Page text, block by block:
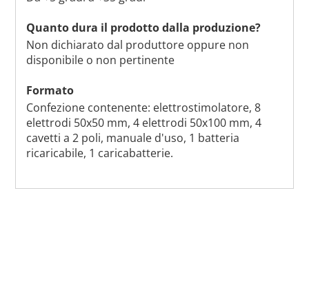
Quanto dura il prodotto dalla produzione?
Non dichiarato dal produttore oppure non
disponibile o non pertinente
Formato
Confezione contenente: elettrostimolatore, 8
elettrodi 50x50 mm, 4 elettrodi 50x100 mm, 4
cavetti a 2 poli, manuale d'uso, 1 batteria
ricaricabile, 1 caricabatterie.